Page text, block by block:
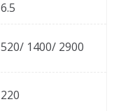
6.5
520/ 1400/ 2900
220